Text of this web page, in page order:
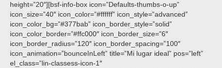
height=”20″][bsf-info-box icon=”Defaults-thumbs-o-up”
icon_size=”40″ icon_color=”#ffffff” icon_style=”advanced”
icon_color_bg=”#377bab” icon_border_style=”solid”
icon_color_border=”#ffc000″ icon_border_size=”6″
icon_border_radius=”120″ icon_border_spacing=”100″
icon_animation=”bounceInLeft” title=”Mi lugar ideal” pos=”left”
el_class=”lin-classess-icon-1″